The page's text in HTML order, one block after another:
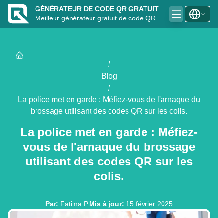
GÉNÉRATEUR DE CODE QR GRATUIT
Meilleur générateur gratuit de code QR
/
Blog
/
La police met en garde : Méfiez-vous de l'arnaque du
brossage utilisant des codes QR sur les colis.
La police met en garde : Méfiez-
vous de l'arnaque du brossage
utilisant des codes QR sur les
colis.
Par: Fatima P.Mis à jour: 15 février 2025